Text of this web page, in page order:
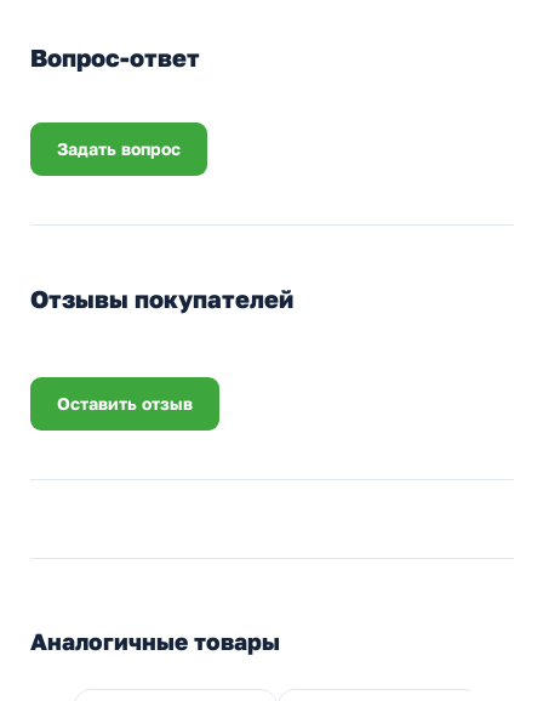
Вопрос-ответ
Задать вопрос
Отзывы покупателей
Оставить отзыв
Аналогичные товары